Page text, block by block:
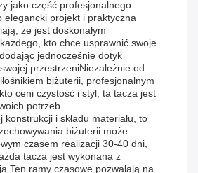
jako część profesjonalnego
elegancki projekt i praktyczna
że jest doskonałym
kto chce usprawnić swoje
jednocześnie dotyk
przestrzeniNiezależnie od
biżuterii, profesjonalnym
ceni czystość i styl, ta tacza jest
potrzeb.
konstrukcji i składu materiału, to
biżuterii może
czasem realizacji 30-40 dni,
tacza jest wykonana z
ramy czasowe pozwalają na